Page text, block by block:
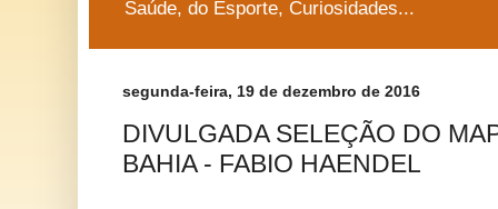
Saúde, do Esporte, Curiosidades...
segunda-feira, 19 de dezembro de 2016
DIVULGADA SELEÇÃO DO
BAHIA - FABIO HAENDEL